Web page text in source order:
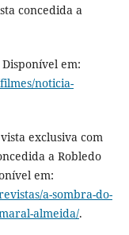
concedida a
Disponível em:
noticia-
exclusiva com
a Robledo
em:
a-sombra-do-
almeida/.